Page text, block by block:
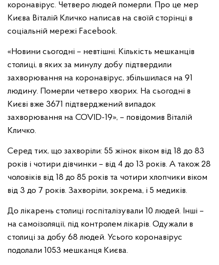
коронавірус. Четверо людей померли. Про це мер
Києва Віталій Кличко написав на своїй сторінці в
соціальній мережі Facebook.
«Новини сьогодні – невтішні. Кількість мешканців
столиці, в яких за минулу добу підтвердили
захворювання на коронавірус, збільшилася на 91
людину. Померли четверо хворих. На сьогодні в
Києві вже 3671 підтверджений випадок
захворювання на COVID-19», – повідомив Віталій
Кличко.
Серед тих, що захворіли: 55 жінок віком від 18 до 83
років і чотири дівчинки – від 4 до 13 років. А також 28
чоловіків від 18 до 85 років та чотири хлопчики віком
від 3 до 7 років. Захворіли, зокрема, і 5 медиків.
До лікарень столиці госпіталізували 10 людей. Інші –
на самоізоляції, під контролем лікарів. Одужали в
столиці за добу 68 людей. Усього коронавірус
подолали 1053 мешканця Києва.